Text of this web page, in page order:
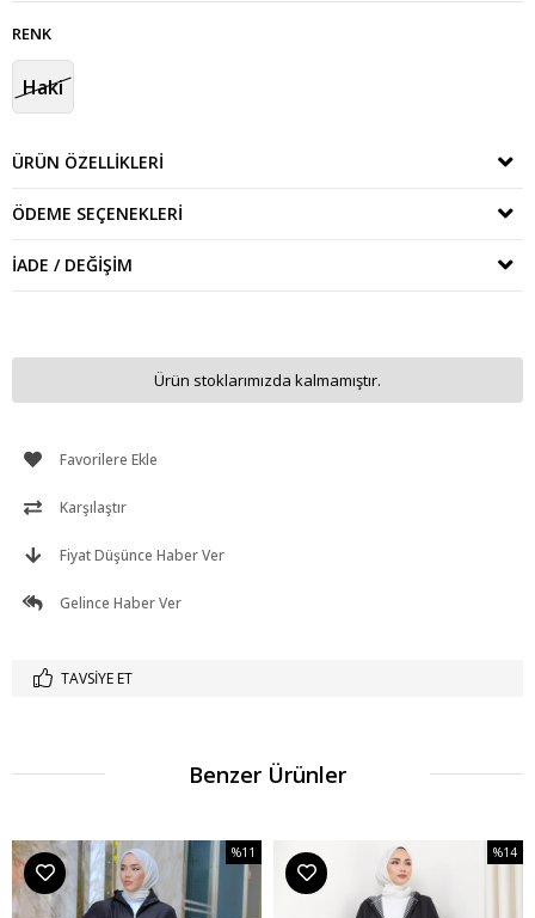
RENK
Haki
ÜRÜN ÖZELLIKLERI
ÖDEME SEÇENEKLERI
İADE / DEĞIŞIM
Ürün stoklarımızda kalmamıştır.
Favorilere Ekle
Karşılaştır
Fiyat Düşünce Haber Ver
Gelince Haber Ver
TAVSIYE ET
Benzer Ürünler
%11
İndirim
%14